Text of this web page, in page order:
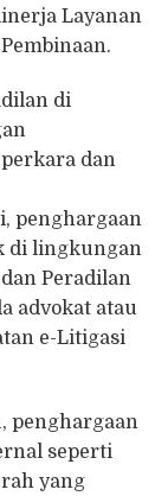
Layanan
di
dan
penghargaan
di lingkungan
Peradilan
advokat atau
e-Litigasi
penghargaan
seperti
yang